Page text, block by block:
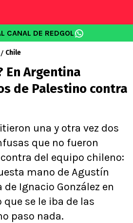
CANAL DE REDGOL
Chile
En Argentina
de Palestino contra
una y otra vez dos
que no fueron
del equipo chileno:
mano de Agustín
Ignacio González en
se le iba de las
paso nada.